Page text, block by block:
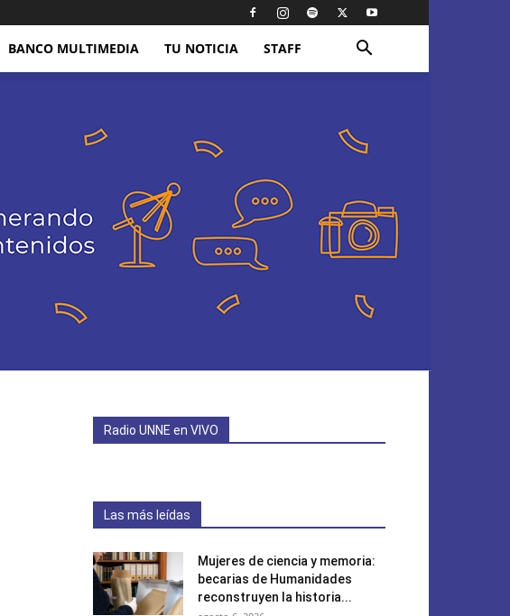
BANCO MULTIMEDIA TU NOTICIA STAFF
Radio UNNE en VIVO
Las más leídas
Mujeres de ciencia y memoria:
becarias de Humanidades
reconstruyen la historia...